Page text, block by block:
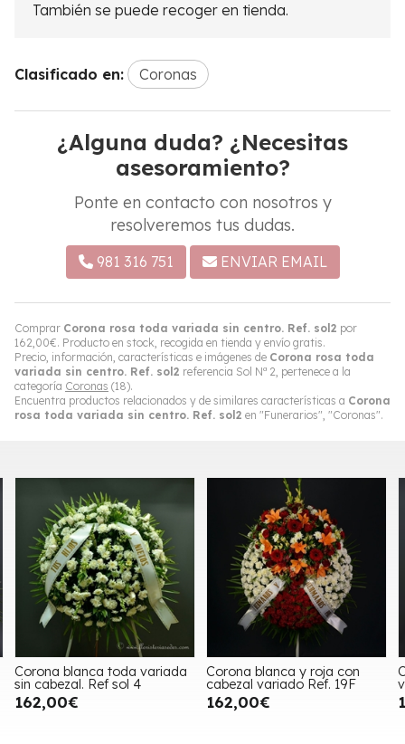
Comprar Corona rosa toda variada sin centro. Ref. sol2 por
162,00€. Producto en stock, recogida en tienda y envío gratis.
Precio, información, características e imágenes de Corona rosa toda
variada sin centro. Ref. sol2 referencia Sol Nª 2, pertenece a la
categoría Coronas (18).
Encuentra productos relacionados y de similares características a Corona
rosa toda variada sin centro. Ref. sol2 en "Funerarios", "Coronas".
También se puede recoger en tienda.
Clasificado en: Coronas
¿Alguna duda? ¿Necesitas
asesoramiento?
Ponte en contacto con nosotros y
resolveremos tus dudas.
981 316 751 ENVIAR EMAIL
blanca toda variada
cabezal. Ref sol 4
Corona blanca y roja con
cabezal variado Ref. 19F
162,00€